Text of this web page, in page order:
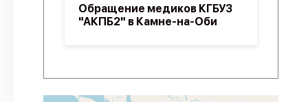
Обращение медиков КГБУЗ
"АКПБ2" в Камне-на-Оби